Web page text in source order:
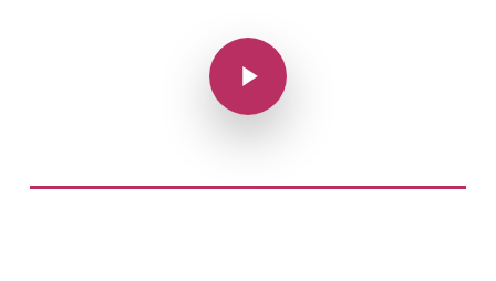
Play Video